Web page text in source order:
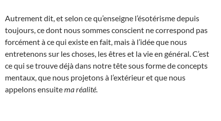
Autrement dit, et selon ce qu’enseigne l’ésotérisme depuis
toujours, ce dont nous sommes conscient ne correspond pas
forcément à ce qui existe en fait, mais à l’idée que nous
entretenons sur les choses, les êtres et la vie en général. C’est
ce qui se trouve déjà dans notre tête sous forme de concepts
mentaux, que nous projetons à l’extérieur et que nous
appelons ensuitema réalité.